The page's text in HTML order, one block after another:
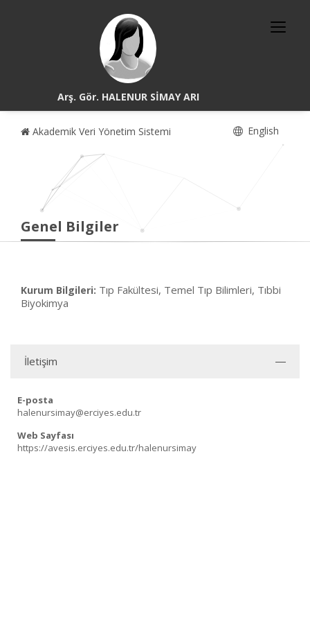
Arş. Gör. HALENUR SİMAY ARI
Akademik Veri Yönetim Sistemi English
Genel Bilgiler
Kurum Bilgileri: Tıp Fakültesi, Temel Tıp Bilimleri, Tıbbi
Biyokimya
İletişim
E-posta
halenursimay@erciyes.edu.tr
Web Sayfası
https://avesis.erciyes.edu.tr/halenursimay